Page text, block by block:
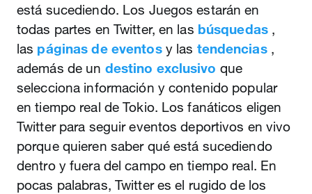
está sucediendo. Los Juegos estarán en
todas partes en Twitter, en las búsquedas,
las páginas de eventosy las tendencias,
además de un destino exclusivo que
selecciona información y contenido popular
en tiempo real de Tokio. Los fanáticos eligen
Twitter para seguir eventos deportivos en vivo
porque quieren saber qué está sucediendo
dentro y fuera del campo en tiempo real. En
pocas palabras, Twitter es el rugido de los